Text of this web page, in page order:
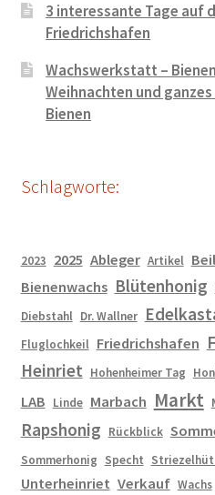
3 interessante Tage auf
Friedrichshafen
Wachswerkstatt –
Weihnachten und
Bienen
Schlagworte:
2023 2025 Ableger Artikel
Bienenwachs Blütenhonig
Diebstahl Dr. Wallner
Fluglochkeil Friedrichshafen
Heinriet Hohenheimer Tag
LAB Linde Marbach Markt
Rapshonig Rückblick
Sommerhonig Specht
Unterheinriet Verkauf Wachs